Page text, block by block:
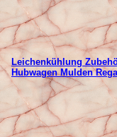
Leichenkühlung
Hubwagen Mulden